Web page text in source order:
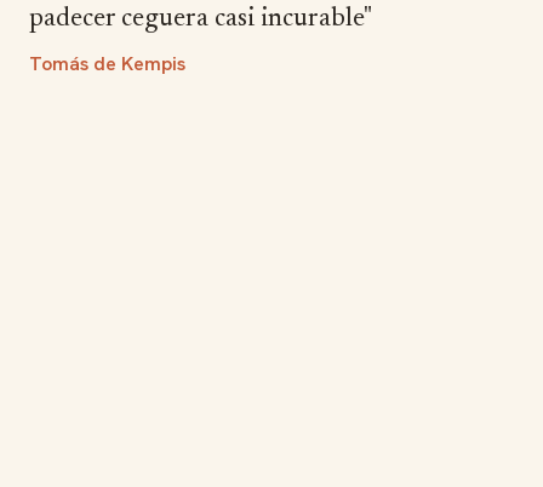
padecer ceguera casi incurable"
Tomás de Kempis